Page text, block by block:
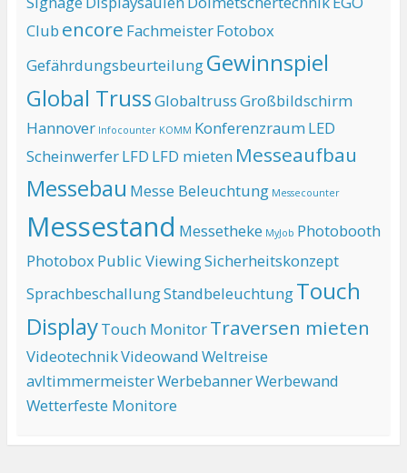
Club encore FachmeisterFotobox
GefährdungsbeurteilungGewinnspiel
Global TrussGlobaltrussGroßbildschirm
Hannover Infocounter KOMM KonferenzraumLED
ScheinwerferLFD LFD mieten Messeaufbau
Messebau Messe Beleuchtung Messecounter
Messestand Messetheke MyJob Photobooth
PhotoboxPublic ViewingSicherheitskonzept
SprachbeschallungStandbeleuchtungTouch
DisplayTouch MonitorTraversen mieten
VideotechnikVideowandWeltreise
avltimmermeisterWerbebannerWerbewand
Wetterfeste Monitore